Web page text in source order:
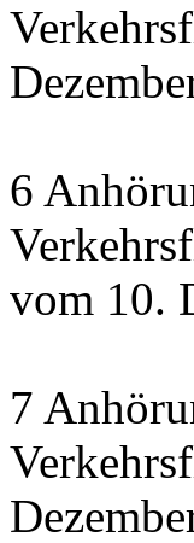
6
vom 10.
7